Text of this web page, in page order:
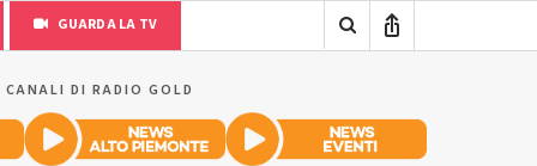
GUARDA LA TV
DI RADIO GOLD